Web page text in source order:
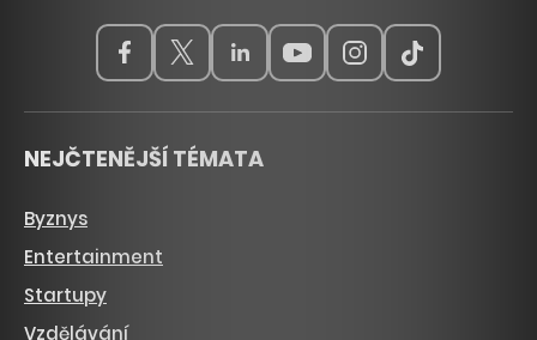
NEJČTENĚJŠÍ TÉMATA
Byznys
Entertainment
Startupy
Vzdělávání